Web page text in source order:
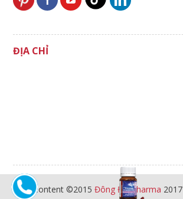
ĐỊA CHỈ
All Content ©2015Đông Đô Pharma 2017